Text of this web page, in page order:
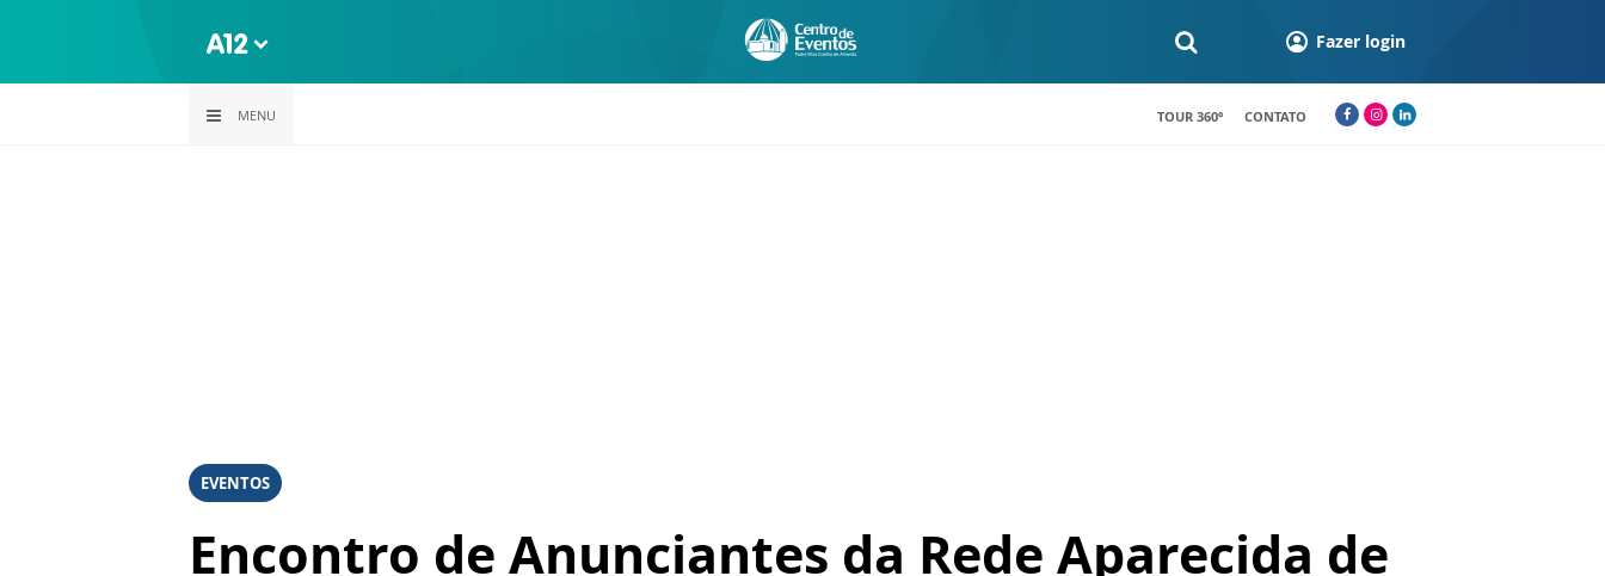
Fazer login
MENU TOUR 360º CONTATO
EVENTOS
Encontro de Anunciantes da Rede Aparecida de